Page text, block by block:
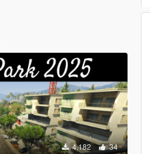
4.182 34